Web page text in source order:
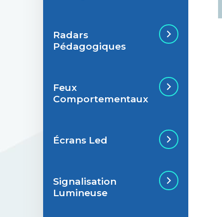
Situations de
signalisation
Situations de
signalisation
Radars
Pédagogiques
Radar Pédagogique
Feux
Comportementaux
Feu Comportemental
Écrans Led
Écran Géant Extérieur
Led
Signalisation
Lumineuse